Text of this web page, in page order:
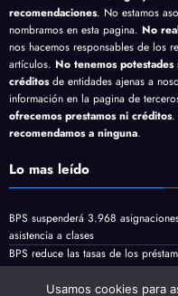
Información Social Uruguay
recomendaciones. No estamos
nombramos en esta pagina.No
nos hacemos responsables de los
artículos.No tenemos potestades
créditosde entidades ajenas a
información en la pagina de
ofrecemos prestamos ni créditos
Lo mas leído
BPS suspenderá 3.968
asistencia a clases
pensionistas?Usamos cookies para